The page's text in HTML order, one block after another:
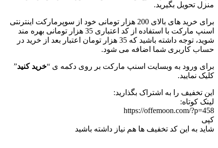
منزل تحویل بگیرید.
برای خرید های بالای 200 هزار تومانی خود از سوپرمارکت اینترنتی
اسنپ مارکت با استفاده از کد اعتباری 35 هزار تومانی بهره مند
شوید، توجه داشته باشید که 35 هزار تومان اعتبار بعد از خرید در
حساب کاربری شما اضافه می شود.
برای ورود به وبسایت اسنپ مارکت بر روی دکمه ی “خرید کنید”
کلیک نمایید.
این تخفیف را به اشتراک بگذارید:
لینک کوتاه:
https://offemoon.com/?p=458
کپی
شاید به این کد تخفیف ها هم نیاز داشته باشید